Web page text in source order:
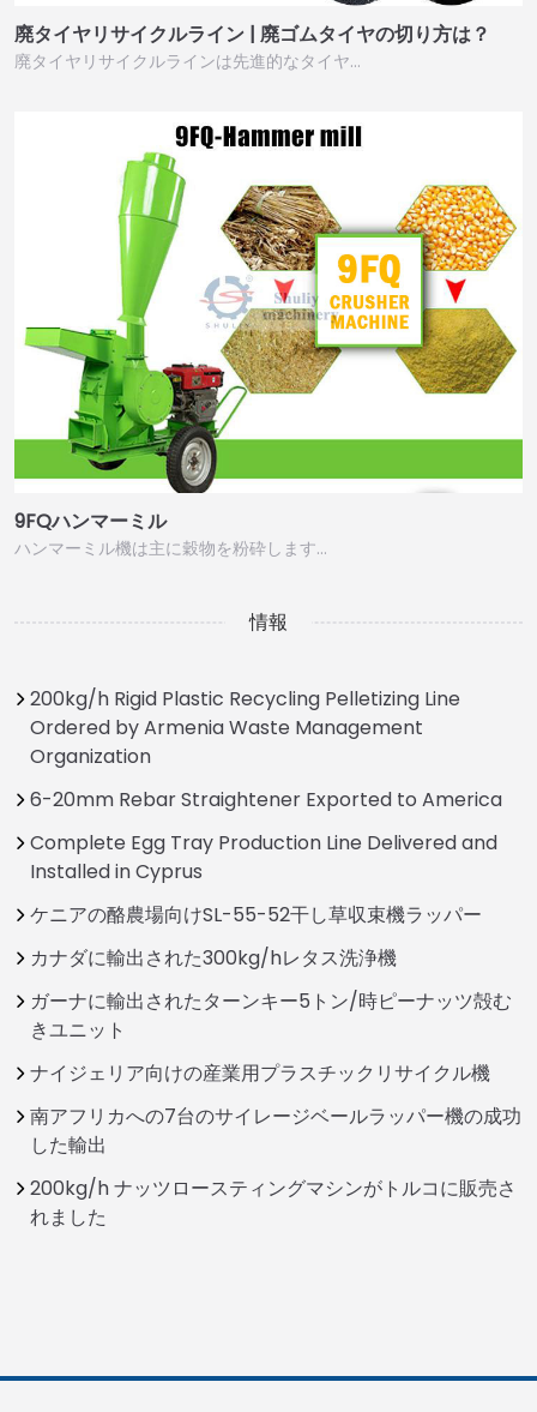
廃タイヤリサイクルライン | 廃ゴムタイヤの切り方は？
廃タイヤリサイクルラインは先進的なタイヤ…
9FQハンマーミル
ハンマーミル機は主に穀物を粉砕します…
情報
200kg/h Rigid Plastic Recycling Pelletizing Line
Ordered by Armenia Waste Management
Organization
6-20mm Rebar Straightener Exported to America
Complete Egg Tray Production Line Delivered and
Installed in Cyprus
ケニアの酪農場向けSL-55-52干し草収束機ラッパー
カナダに輸出された300kg/hレタス洗浄機
ガーナに輸出されたターンキー5トン/時ピーナッツ殻む
きユニット
ナイジェリア向けの産業用プラスチックリサイクル機
南アフリカへの7台のサイレージベールラッパー機の成功
した輸出
200kg/h ナッツロースティングマシンがトルコに販売さ
れました